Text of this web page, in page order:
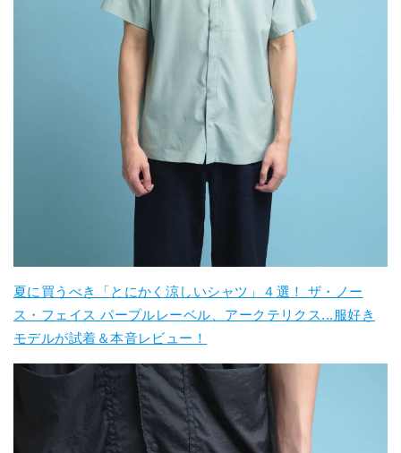
夏に買うべき「とにかく涼しいシャツ」４選！ ザ・ノー
ス・フェイス パープルレーベル、アークテリクス...服好き
モデルが試着＆本音レビュー！